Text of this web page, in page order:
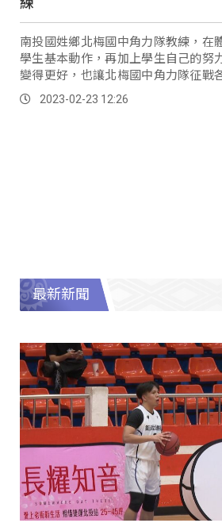
南投國姓鄉北梅國中角力隊教練，在
學生基本動作，再加上學生自己的努
變得更好，也讓北梅國中角力隊征戰
的成績。
2023-02-23 12:26
最新新聞